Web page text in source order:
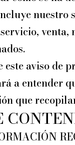
nuestro
venta,
este aviso de
a entender
que